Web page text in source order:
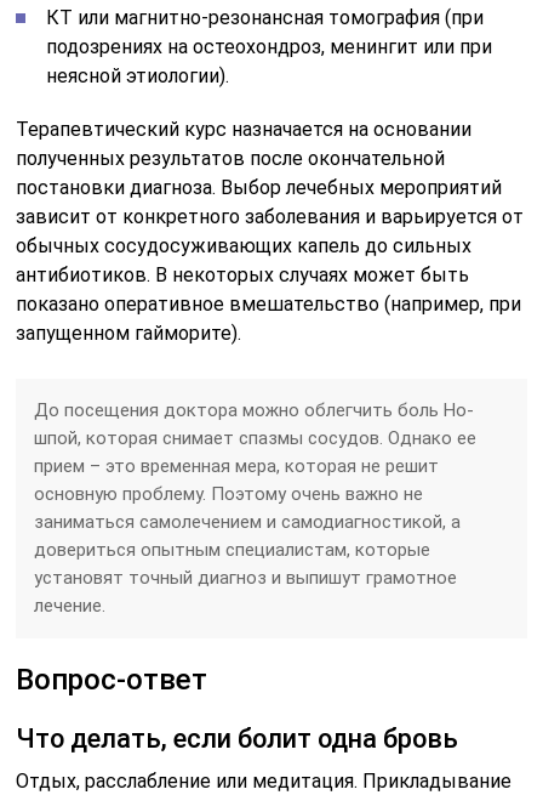
КТ или магнитно-резонансная томография (при
подозрениях на остеохондроз, менингит или при
неясной этиологии).
Терапевтический курс назначается на основании
полученных результатов после окончательной
постановки диагноза. Выбор лечебных мероприятий
зависит от конкретного заболевания и варьируется от
обычных сосудосуживающих капель до сильных
антибиотиков. В некоторых случаях может быть
показано оперативное вмешательство (например, при
запущенном гайморите).
До посещения доктора можно облегчить боль Но-
шпой, которая снимает спазмы сосудов. Однако ее
прием – это временная мера, которая не решит
основную проблему. Поэтому очень важно не
заниматься самолечением и самодиагностикой, а
довериться опытным специалистам, которые
установят точный диагноз и выпишут грамотное
лечение.
Вопрос-ответ
Что делать, если болит одна бровь
Отдых, расслабление или медитация. Прикладывание